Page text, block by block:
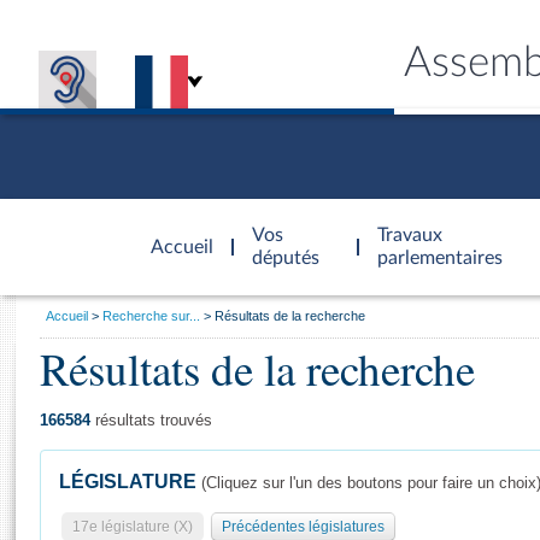
Accueil
d'accueil
Vos
députés
Travaux
parlementaires
Général
Vous
Accueil Recherche sur... Résultats de la recherche
Résultats de la recherche
166584résultats trouvés
LÉGISLATURE (Cliquez sur l'un des boutons pour faire un choix)
17e législature (X) Précédentes législatures